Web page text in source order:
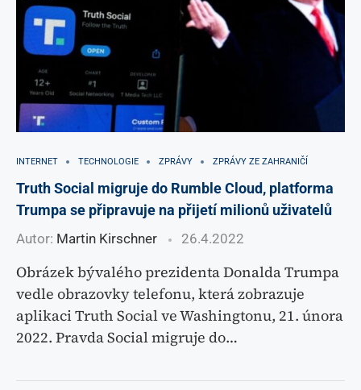
INTERNET TECHNOLOGIE ZPRÁVY ZPRÁVY ZE ZAHRANIČÍ
Truth Social migruje do Rumble Cloud, platforma
Trumpa se připravuje na přijetí milionů uživatelů
Autor: Martin Kirschner 26.4.2022
Obrázek bývalého prezidenta Donalda Trumpa
vedle obrazovky telefonu, která zobrazuje
aplikaci Truth Social ve Washingtonu, 21. února
2022. Pravda Social migruje do…